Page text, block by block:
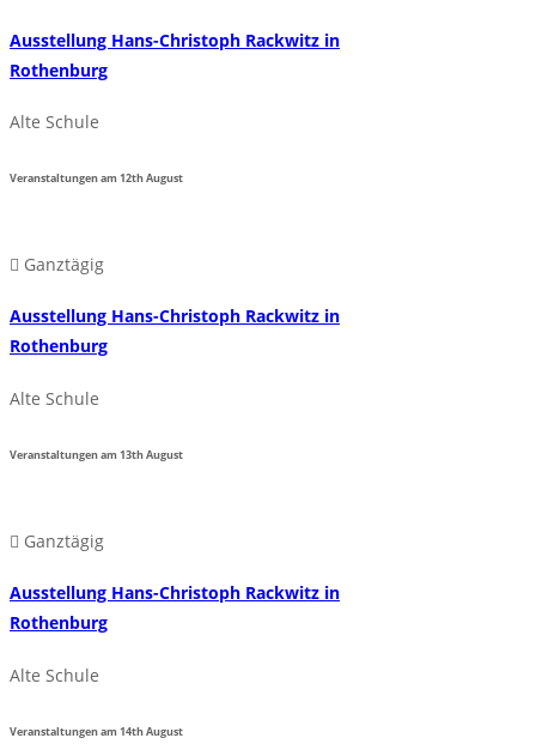
Ausstellung Hans-Christoph Rackwitz in
Rothenburg
Alte Schule
Veranstaltungen am12thAugust
Ganztägig
Ausstellung Hans-Christoph Rackwitz in
Rothenburg
Alte Schule
Veranstaltungen am13thAugust
Ganztägig
Ausstellung Hans-Christoph Rackwitz in
Rothenburg
Alte Schule
Veranstaltungen am14thAugust